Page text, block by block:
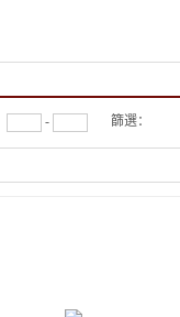
- 篩選：